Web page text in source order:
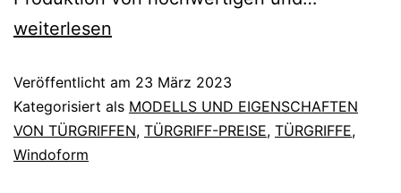
weiterlesen
Veröffentlicht am 23 März 2023
Kategorisiert als MODELLS UND EIGENSCHAFTEN
VON TÜRGRIFFEN, TÜRGRIFF-PREISE, TÜRGRIFFE,
Windoform